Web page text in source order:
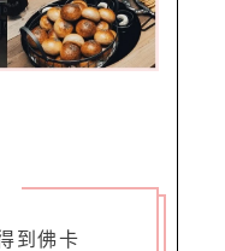
到佛卡